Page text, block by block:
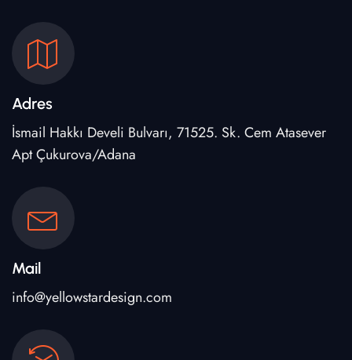
Adres
İsmail Hakkı Develi Bulvarı, 71525. Sk. Cem Atasever
Apt Çukurova/Adana
Mail
info@yellowstardesign.com